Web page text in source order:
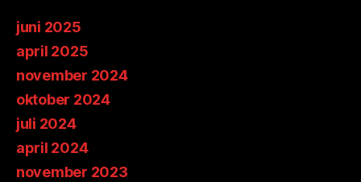
juni 2025
april 2025
november 2024
oktober 2024
juli 2024
april 2024
november 2023